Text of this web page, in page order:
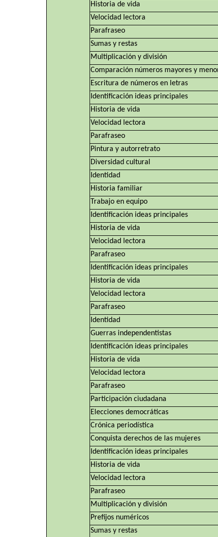
Historia de vida
Velocidad lectora
Parafraseo
Sumas y restas
Multiplicación y división
Comparación números mayores y
Escritura de números en letras
Identificación ideas principales
Historia de vida
Velocidad lectora
Parafraseo
Pintura y autorretrato
Diversidad cultural
Identidad
Historia familiar
Trabajo en equipo
Identificación ideas principales
Historia de vida
Velocidad lectora
Parafraseo
Identificación ideas principales
Historia de vida
Velocidad lectora
Parafraseo
Identidad
Guerras independentistas
Identificación ideas principales
Historia de vida
Velocidad lectora
Parafraseo
Participación ciudadana
Elecciones democráticas
Crónica periodística
Conquista derechos de las mujeres
Identificación ideas principales
Historia de vida
Velocidad lectora
Parafraseo
Multiplicación y división
Prefijos numéricos
Sumas y restas